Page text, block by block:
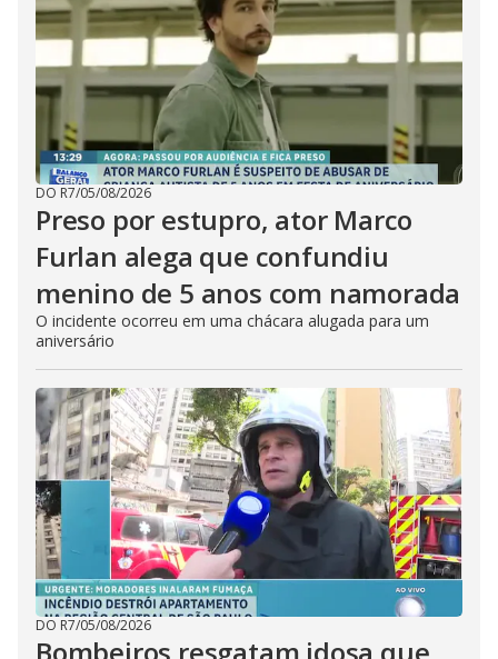
DO R7/05/08/2026
Preso por estupro, ator Marco
Furlan alega que confundiu
menino de 5 anos com namorada
O incidente ocorreu em uma chácara alugada para um
aniversário
DO R7/05/08/2026